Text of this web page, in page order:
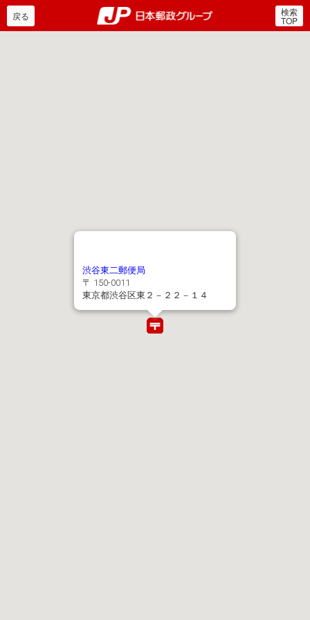
郵便局・日本郵政グルー
戻る 検索
TOP
渋谷東二郵便局
〒 150-0011
東京都渋谷区東２－２２－１４